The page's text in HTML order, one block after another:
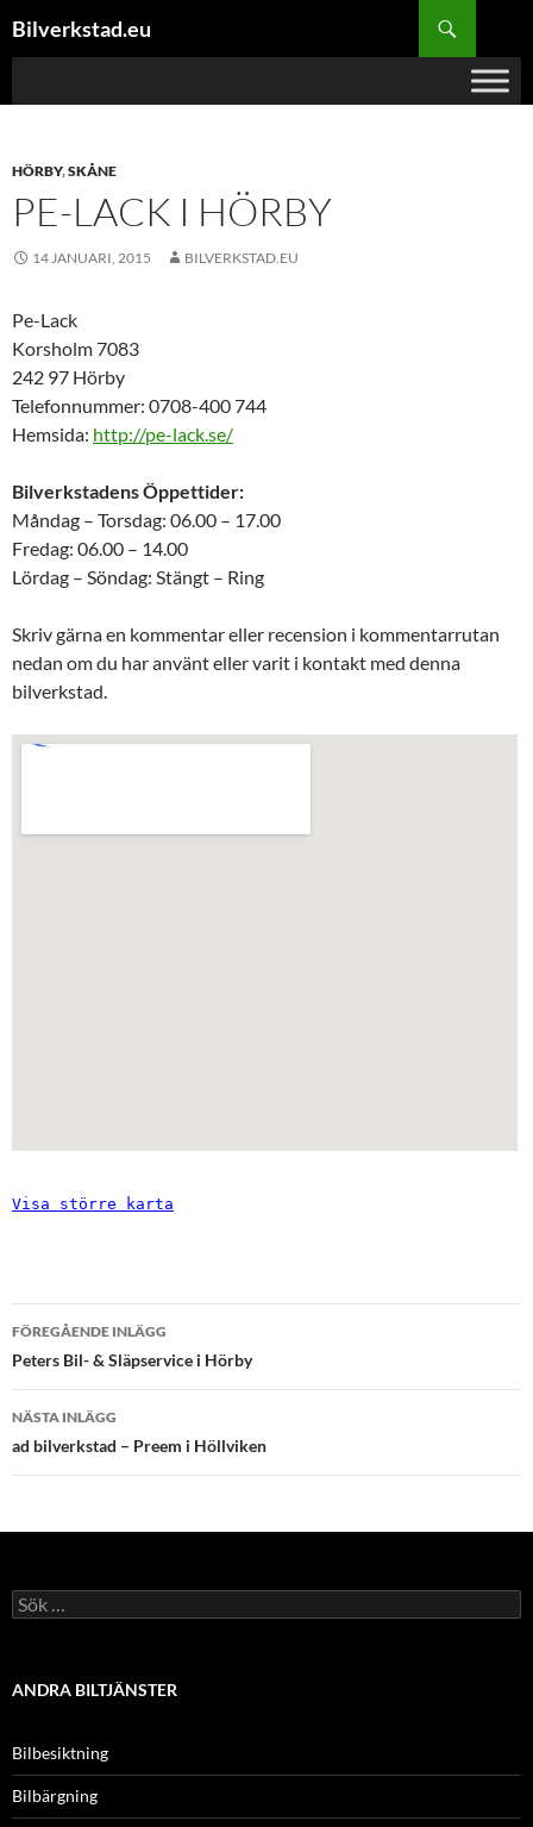
tillBilverkstad.eu
HÖRBY,SKÅNE
PE-LACK I HÖRBY
14 JANUARI, 2015 BILVERKSTAD.EU
Pe-Lack
Korsholm 7083
242 97 Hörby
Telefonnummer: 0708-400 744
Hemsida: http://pe-lack.se/
Bilverkstadens Öppettider:
Måndag – Torsdag: 06.00 – 17.00
Fredag: 06.00 – 14.00
Lördag – Söndag: Stängt – Ring
Skriv gärna en kommentar eller recension i kommentarrutan
nedan om du har använt eller varit i kontakt med denna
bilverkstad.
Visa större karta
Inläggsnavigering
FÖREGÅENDE INLÄGG
Peters Bil- & Släpservice i Hörby
NÄSTA INLÄGG
ad bilverkstad – Preem i Höllviken
Sök
efter:
ANDRA BILTJÄNSTER
Bilbesiktning
Bilbärgning